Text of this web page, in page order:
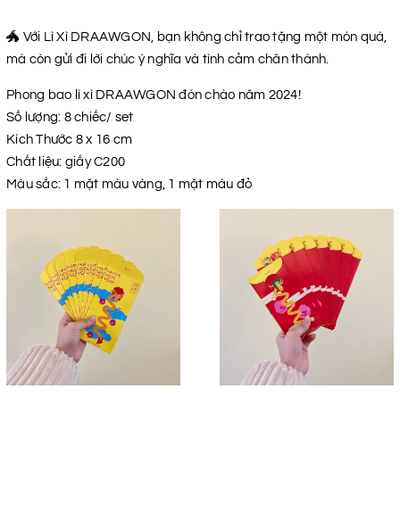
🐲 Với Lì Xì DRAAWGON, bạn không chỉ trao tặng một món quà,
mà còn gửi đi lời chúc ý nghĩa và tình cảm chân thành.
Phong bao lì xì DRAAWGON đón chào năm 2024!
Số lượng: 8 chiếc/ set
Kích Thước 8 x 16 cm
Chất liệu: giấy C200
Màu sắc: 1 mặt màu vàng, 1 mặt màu đỏ